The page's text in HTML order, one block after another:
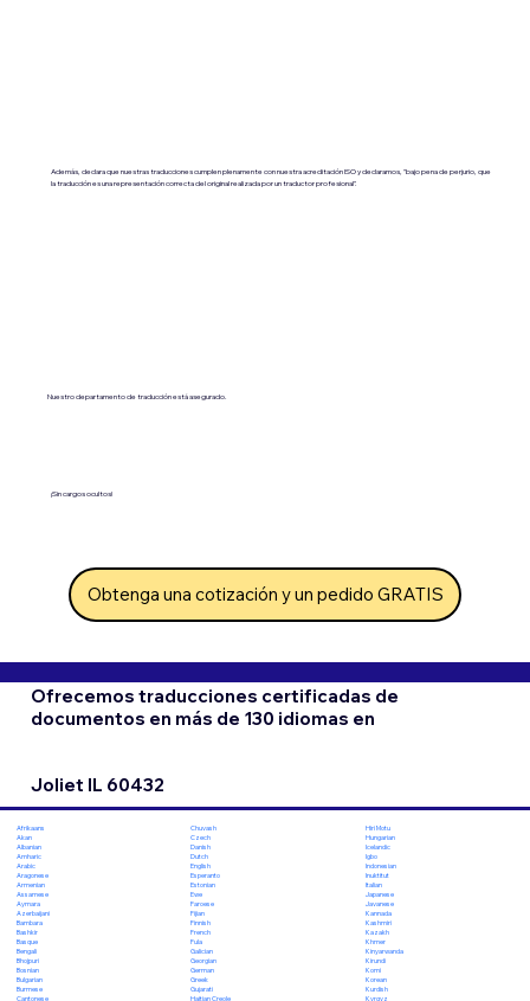
Además, declara que nuestras traducciones cumplen plenamente con nuestra acreditación ISO y declaramos, "bajo pena de perjurio, que
la traducción es una representación correcta del original realizada por un traductor profesional".
Nuestro departamento de traducción está asegurado.
¡Sin cargos ocultos!
Obtenga una cotización y un pedido GRATIS
Ofrecemos traducciones certificadas de
documentos en más de 130 idiomas en
Joliet IL 60432
Afrikaans
Akan
Albanian
Amharic
Arabic
Aragonese
Armenian
Assamese
Aymara
Azerbaijani
Bambara
Bashkir
Basque
Bengali
Bhojpuri
Bosnian
Bulgarian
Burmese
Cantonese
Chuvash
Czech
Danish
Dutch
English
Esperanto
Estonian
Ewe
Faroese
Fijian
Finnish
French
Fula
Galician
Georgian
German
Greek
Gujarati
Haitian Creole
Hiri Motu
Hungarian
Icelandic
Igbo
Indonesian
Inuktitut
Italian
Japanese
Javanese
Kannada
Kashmiri
Kazakh
Khmer
Kinyarwanda
Kirundi
Komi
Korean
Kurdish
Kyrgyz